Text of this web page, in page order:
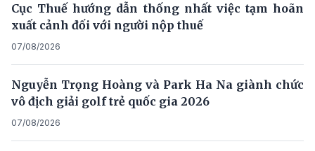
Cục Thuế hướng dẫn thống nhất việc tạm hoãn
xuất cảnh đối với người nộp thuế
07/08/2026
Nguyễn Trọng Hoàng và Park Ha Na giành chức
vô địch giải golf trẻ quốc gia 2026
07/08/2026